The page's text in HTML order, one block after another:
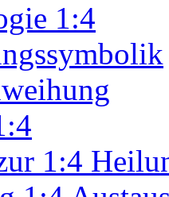
1:4
1:4